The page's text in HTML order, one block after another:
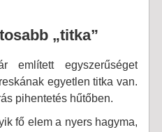
„titka”
egyszerűséget
egyetlen titka van.
pihentetés hűtőben.
fő elem a nyers hagyma,